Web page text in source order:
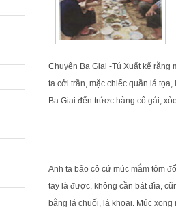
Chuyện Ba Giai -Tú Xuất kể rằng
ta cởi trần, mặc chiếc quần lá
Ba Giai đến trứơc hàng cô gái,
Anh ta bảo cô cứ múc mắm tôm
tay là được, không cần bát đĩa,
bằng lá chuối, lá khoai. Múc xong